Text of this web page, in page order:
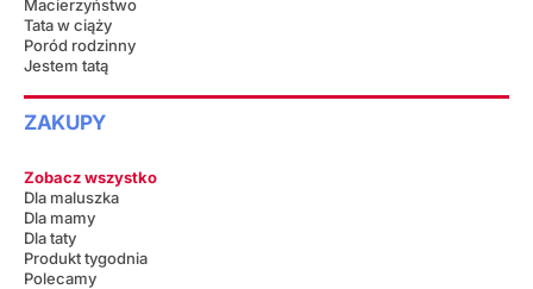
Macierzyństwo
Tata w ciąży
Poród rodzinny
Jestem tatą
ZAKUPY
Zobacz wszystko
Dla maluszka
Dla mamy
Dla taty
Produkt tygodnia
Polecamy